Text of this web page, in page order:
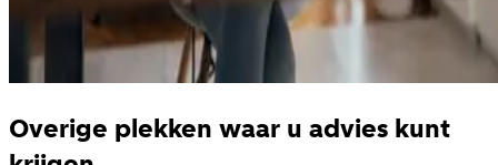
Overige plekken waar u advies kunt